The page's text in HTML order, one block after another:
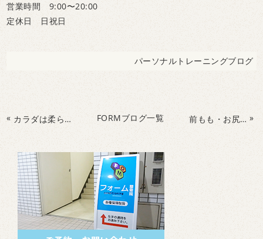
営業時間 9:00〜20:00
定休日 日祝日
パーソナルトレーニングブログ
« カラダは柔らかければ柔らかいほどいい！？ FORMブログ一覧 前もも・お尻が硬い人におすすめストレッチ！！ »